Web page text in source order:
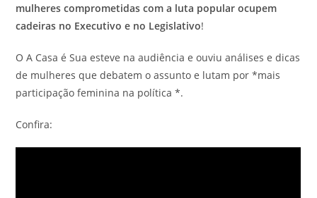
mulheres comprometidas com a luta popular ocupem
cadeiras no Executivo e no Legislativo!
O A Casa é Sua esteve na audiência e ouviu análises e dicas
de mulheres que debatem o assunto e lutam por *mais
participação feminina na política *.
Confira: